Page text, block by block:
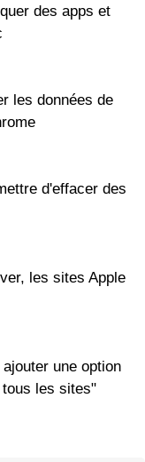
des apps et
les données de
d'effacer des
les sites Apple
une option
les sites"